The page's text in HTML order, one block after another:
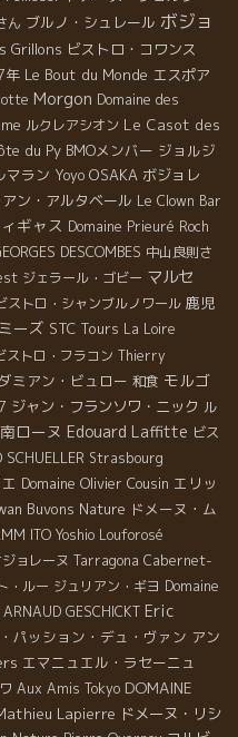
ん ブルノ・シュレール ボジョ
Grillons ビストロ・コワンス
年 Le Bout du Monde エスポア
Morgon Domaine des
ルクレアシオン Le Casot des
du Py BMOメンバー ジョルジ
マラン Yoyo OSAKA ボジョレ
ン・アルタベール Le Clown Bar
ギャス Domaine Prieuré Roch
DESCOMBES 中山良則さ
ジェラール・ゴビー マルセ
ストロ・シャンブルノワール 鹿児
ーズ STC Tours La Loire
ストロ・フラコン Thierry
ダミアン・ビュロー 和食 モルゴ
ジャン・フランソワ・ニック ル
南ローヌ Edouard Laffitte ビス
SCHUELLER Strasbourg
Domaine Olivier Cousin エリッ
Buvons Nature ドメーヌ・ム
ITO Yoshio Louforosé
ョレーヌ Tarragona Cabernet-
・ルー ジュリアン・ギヨ Domaine
ARNAUD GESCHICKT Eric
パッション・デュ・ヴァン アン
エマニュエル・ラセーニュ
Aux Amis Tokyo DOMAINE
Lapierre ドメーヌ・リシ